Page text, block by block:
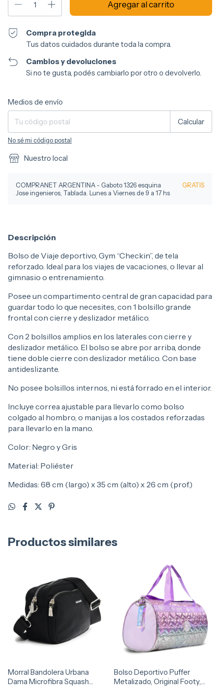
Compra protegida
Tus datos cuidados durante toda la compra.
Cambios y devoluciones
Si no te gusta, podés cambiarlo por otro o devolverlo.
Entregas para el CP:
Medios de envío
Calcular
No sé mi código postal
Nuestro local
COMPRANET ARGENTINA - Gaboto 1326 esquina
Jose ingenieros, Tablada. Lunes a Viernes de 9 a 17 hs
GRATIS
Descripción
Bolso de Viaje deportivo, Gym “Checkin”, de tela
reforzado. Ideal para los viajes de vacaciones, o llevar al
gimnasio o entrenamiento.
Posee un compartimento central de gran capacidad para
guardar todo lo que necesites, con 1 bolsillo grande
frontal con cierre y deslizador metálico.
Con 2 bolsillos amplios en los laterales con cierre y
deslizador metálico. El bolso se abre por arriba, donde
tiene doble cierre con deslizador metálico. Con base
antideslizante.
No posee bolsillos internos, ni está forrado en el interior.
Incluye correa ajustable para llevarlo como bolso
colgado al hombro, o manijas a los costados reforzadas
para llevarlo en la mano.
Color: Negro y Gris
Material: Poliéster
Medidas: 68 cm (largo) x 35 cm (alto) x 26 cm (prof.)
Productos similares
Morral Bandolera Urbana
Dama Microfibra Squash
Bolso Deportivo Puffer
Metalizado, Original Footy,